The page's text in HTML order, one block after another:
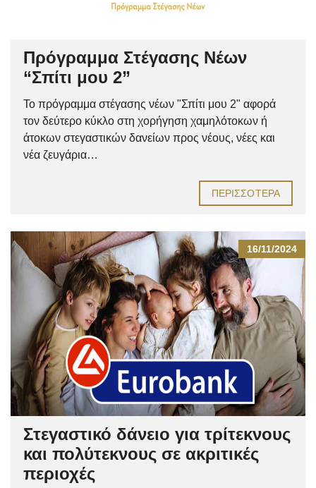
Πρόγραμμα Στέγασης Νέων
“Σπίτι μου 2”
Το πρόγραμμα στέγασης νέων "Σπίτι μου 2" αφορά
τον δεύτερο κύκλο στη χορήγηση χαμηλότοκων ή
άτοκων στεγαστικών δανείων προς νέους, νέες και
νέα ζευγάρια…
ΠΕΡΙΣΣΌΤΕΡΑ
16/11/2024
Στεγαστικό δάνειο για τρίτεκνους
και πολύτεκνους σε ακριτικές
περιοχές